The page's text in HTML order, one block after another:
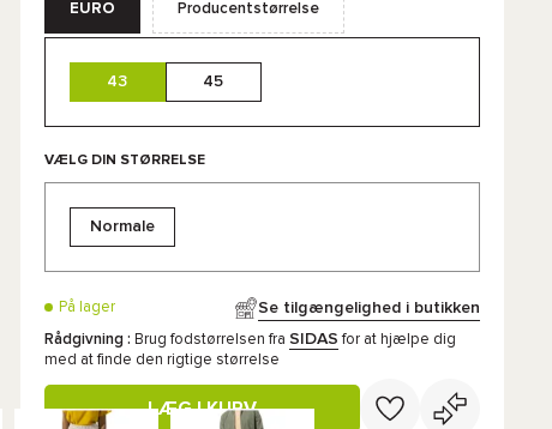
EURO Producentstørrelse
43 45
VÆLG DIN STØRRELSE
Normale
På lager Se tilgængelighed i butikken
Rådgivning : Brug fodstørrelsen fra SIDAS for at hjælpe dig
med at finde den rigtige størrelse
LÆG I KURV